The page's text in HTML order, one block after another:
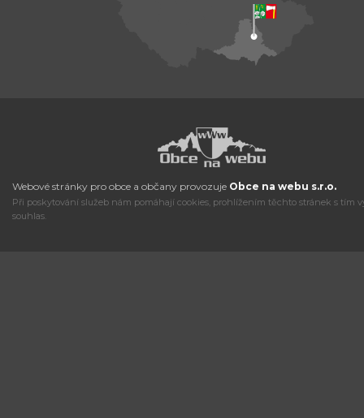
Webové stránky pro obce a občany provozuje Obce na webu s.r.o.
Při poskytování služeb nám pomáhají cookies, prohlížením těchto stránek s tím
souhlas.